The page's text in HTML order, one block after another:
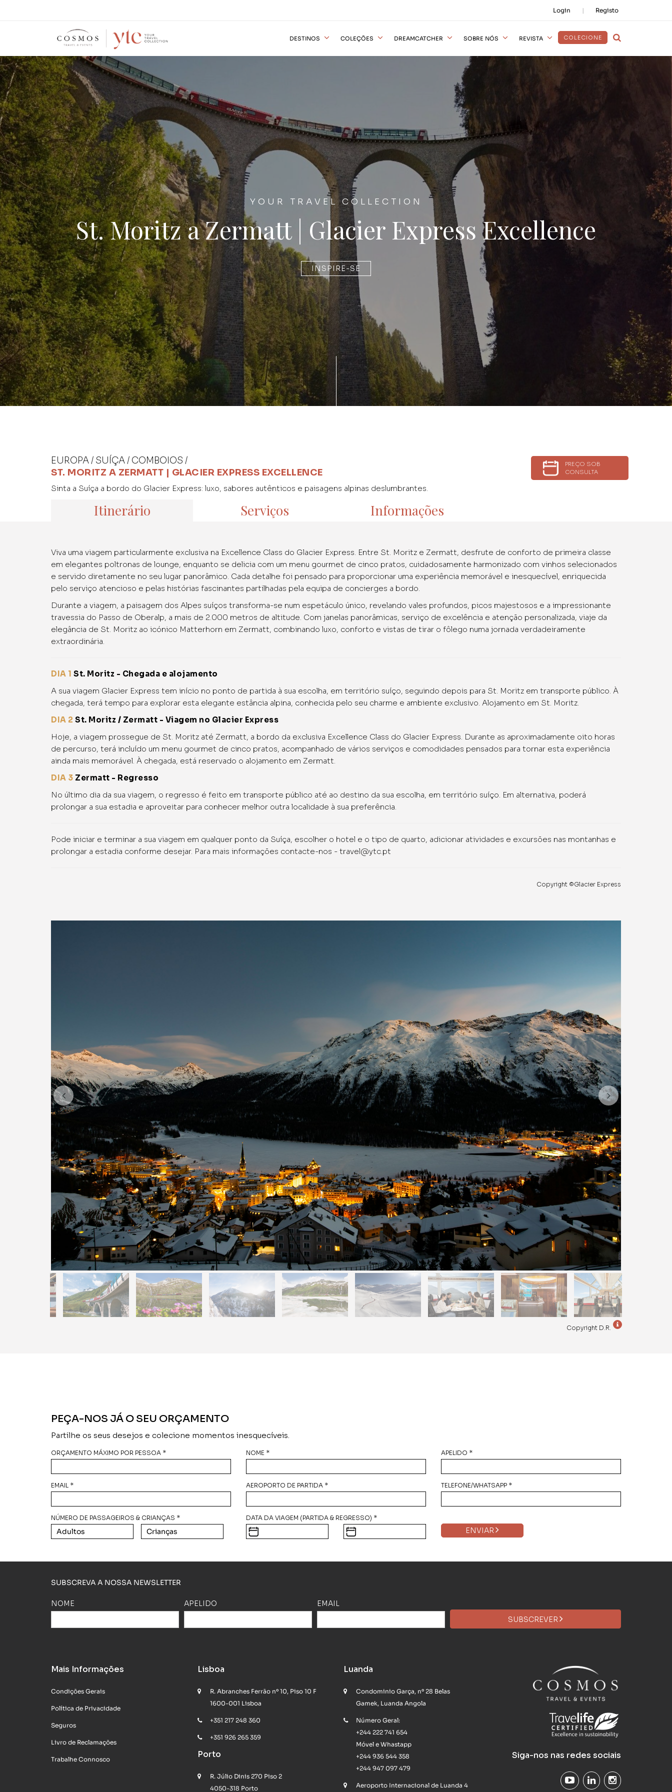
Login Registo
DESTINOS COLEÇÕES DREAMCATCHER SOBRE NÓS REVISTA COLECIONE
YOUR TRAVEL COLLECTION
St. Moritz a Zermatt | Glacier Express Excellence
INSPIRE-SE
EUROPA / SUÍÇA / COMBOIOS /
ST. MORITZ A ZERMATT | GLACIER EXPRESS EXCELLENCE
Sinta a Suíça a bordo do Glacier Express: luxo, sabores autênticos e paisagens alpinas deslumbrantes.
PREÇO SOB
CONSULTA
Itinerário Serviços Informações
Viva uma viagem particularmente exclusiva na Excellence Class do Glacier Express. Entre St. Moritz e Zermatt, desfrute de conforto de primeira classe
em elegantes poltronas de lounge, enquanto se delicia com um menu gourmet de cinco pratos, cuidadosamente harmonizado com vinhos selecionados
e servido diretamente no seu lugar panorâmico. Cada detalhe foi pensado para proporcionar uma experiência memorável e inesquecível, enriquecida
pelo serviço atencioso e pelas histórias fascinantes partilhadas pela equipa de concierges a bordo.
Durante a viagem, a paisagem dos Alpes suíços transforma-se num espetáculo único, revelando vales profundos, picos majestosos e a impressionante
travessia do Passo de Oberalp, a mais de 2.000 metros de altitude. Com janelas panorâmicas, serviço de excelência e atenção personalizada, viaje da
elegância de St. Moritz ao icónico Matterhorn em Zermatt, combinando luxo, conforto e vistas de tirar o fôlego numa jornada verdadeiramente
extraordinária.
DIA 1 St. Moritz - Chegada e alojamento
A sua viagem Glacier Express tem início no ponto de partida à sua escolha, em território suíço, seguindo depois para St. Moritz em transporte público. À
chegada, terá tempo para explorar esta elegante estância alpina, conhecida pelo seu charme e ambiente exclusivo. Alojamento em St. Moritz.
DIA 2 St. Moritz / Zermatt - Viagem no Glacier Express
Hoje, a viagem prossegue de St. Moritz até Zermatt, a bordo da exclusiva Excellence Class do Glacier Express. Durante as aproximadamente oito horas
de percurso, terá incluído um menu gourmet de cinco pratos, acompanhado de vários serviços e comodidades pensados para tornar esta experiência
ainda mais memorável. À chegada, está reservado o alojamento em Zermatt.
DIA 3 Zermatt​​​​​​​ - Regresso
No último dia da sua viagem, o regresso é feito em transporte público até ao destino da sua escolha, em território suíço. Em alternativa, poderá
prolongar a sua estadia e aproveitar para conhecer melhor outra localidade à sua preferência.
Pode iniciar e terminar a sua viagem em qualquer ponto da Suíça, escolher o hotel e o tipo de quarto, adicionar atividades e excursões nas montanhas e
prolongar a estadia conforme desejar. Para mais informações contacte-nos - travel@ytc.pt
Copyright ©Glacier Express
Copyright D.R.
PEÇA-NOS JÁ O SEU ORÇAMENTO
Partilhe os seus desejos e colecione momentos inesquecíveis.
ORÇAMENTO MÁXIMO POR PESSOA * NOME * APELIDO *
EMAIL * AEROPORTO DE PARTIDA * TELEFONE/WHATSAPP *
NÚMERO DE PASSAGEIROS & CRIANÇAS * DATA DA VIAGEM (PARTIDA & REGRESSO) *
ENVIAR
SUBSCREVA A NOSSA NEWSLETTER
NOME APELIDO
EMAIL
SUBSCREVER
Mais Informações
Condições Gerais
Política de Privacidade
Seguros
Livro de Reclamações
Trabalhe Connosco
Lisboa
R. Abranches Ferrão nº 10, Piso 10 F
1600-001 Lisboa
+351 217 248 360
+351 926 265 359
Porto
R. Júlio Dinis 270 Piso 2
4050-318 Porto
Luanda
Condominio Garça, nº 28 Belas
Gamek, Luanda Angola
Número Geral:
+244 222 741 654
Móvel e Whastapp
+244 936 544 358
+244 947 097 479
Aeroporto Internacional de Luanda 4
Siga-nos nas redes sociais